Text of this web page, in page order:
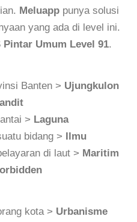
Meluapp punya solusi
yang ada di level ini.
Pintar Umum Level 91.
Banten > Ujungkulon
> Laguna
bidang > Ilmu
di laut > Maritim
kota > Urbanisme